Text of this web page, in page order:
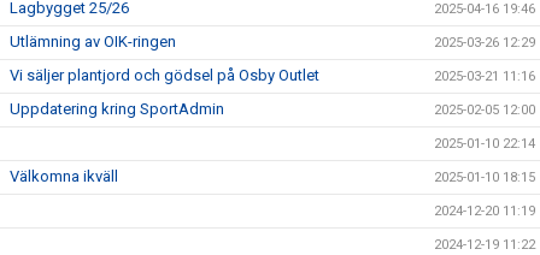
Lagbygget 25/26 2025-04-16 19:46
Utlämning av OIK-ringen 2025-03-26 12:29
Vi säljer plantjord och gödsel på Osby Outlet 2025-03-21 11:16
Uppdatering kring SportAdmin 2025-02-05 12:00
2025-01-10 22:14
Välkomna ikväll 2025-01-10 18:15
2024-12-20 11:19
2024-12-19 11:22